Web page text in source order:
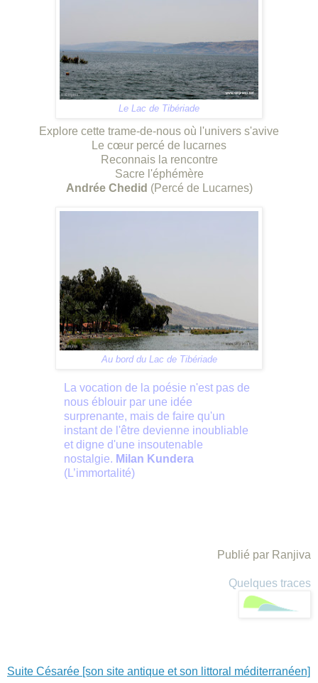
Le Lac de Tibériade
Explore cette trame-de-nous où l'univers s'avive
Le cœur percé de lucarnes
Reconnais la rencontre
Sacre l'éphémère
Andrée Chedid (Percé de Lucarnes)
Au bord du Lac de Tibériade
La vocation de la poésie n'est pas de
nous éblouir par une idée
surprenante, mais de faire qu'un
instant de l'être devienne inoubliable
et digne d'une insoutenable
nostalgie. Milan Kundera
(L’immortalité)
Publié par Ranjiva
Quelques traces
Suite Césarée [son site antique et son littoral méditerranéen]